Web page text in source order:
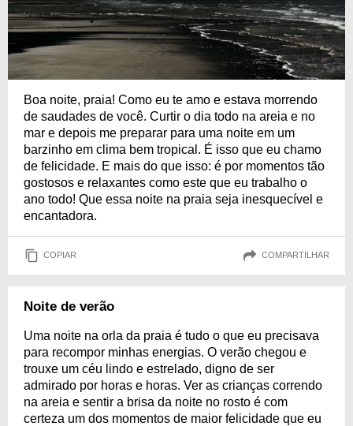
Boa noite, praia! Como eu te amo e estava morrendo
de saudades de você. Curtir o dia todo na areia e no
mar e depois me preparar para uma noite em um
barzinho em clima bem tropical. É isso que eu chamo
de felicidade. E mais do que isso: é por momentos tão
gostosos e relaxantes como este que eu trabalho o
ano todo! Que essa noite na praia seja inesquecível e
encantadora.
COPIAR COMPARTILHAR
Noite de verão
Uma noite na orla da praia é tudo o que eu precisava
para recompor minhas energias. O verão chegou e
trouxe um céu lindo e estrelado, digno de ser
admirado por horas e horas. Ver as crianças correndo
na areia e sentir a brisa da noite no rosto é com
certeza um dos momentos de maior felicidade que eu